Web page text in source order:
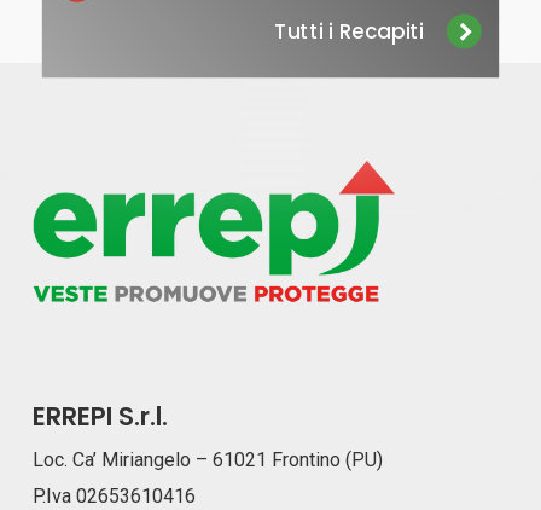
Tutti i Recapiti
ERREPI S.r.l.
Loc. Ca’ Miriangelo – 61021 Frontino (PU)
P.Iva 02653610416